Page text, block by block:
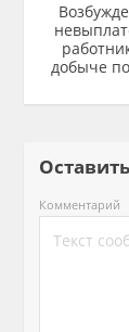
добыче
Комментарий